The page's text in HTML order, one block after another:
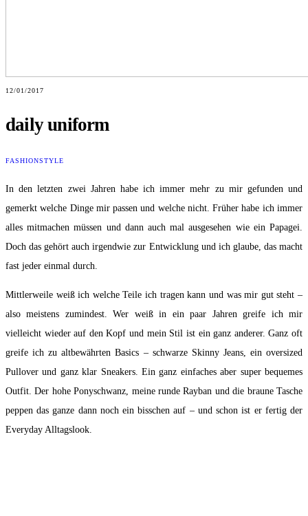
12/01/2017
daily uniform
FASHIONSTYLE
In den letzten zwei Jahren habe ich immer mehr zu mir gefunden und
gemerkt welche Dinge mir passen und welche nicht. Früher habe ich immer
alles mitmachen müssen und dann auch mal ausgesehen wie ein Papagei.
Doch das gehört auch irgendwie zur Entwicklung und ich glaube, das macht
fast jeder einmal durch.
Mittlerweile weiß ich welche Teile ich tragen kann und was mir gut steht –
also meistens zumindest. Wer weiß in ein paar Jahren greife ich mir
vielleicht wieder auf den Kopf und mein Stil ist ein ganz anderer. Ganz oft
greife ich zu altbewährten Basics – schwarze Skinny Jeans, ein oversized
Pullover und ganz klar Sneakers. Ein ganz einfaches aber super bequemes
Outfit. Der hohe Ponyschwanz, meine runde Rayban und die braune Tasche
peppen das ganze dann noch ein bisschen auf – und schon ist er fertig der
Everyday Alltagslook.